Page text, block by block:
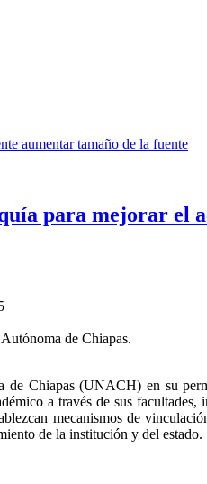
aumentar tamaño de la fuente
para mejorar el
de Chiapas.
de Chiapas (UNACH) en su
a través de sus
mecanismos de
de la institución y del estado.